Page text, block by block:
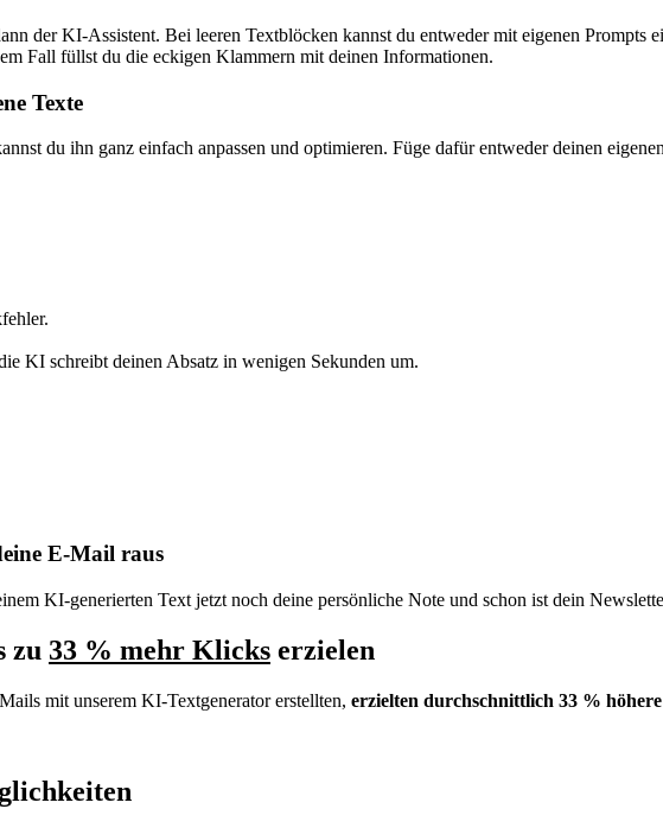
der KI-Assistent. Bei leeren Textblöcken kannst du entweder mit eigenen Prompts
Fall füllst du die eckigen Klammern mit deinen Informationen.
Texte
du ihn ganz einfach anpassen und optimieren. Füge dafür entweder deinen
KI schreibt deinen Absatz in wenigen Sekunden um.
E-Mail raus
KI-generierten Text jetzt noch deine persönliche Note und schon ist dein
zu 33 % mehr Klicks erzielen
mit unserem KI-Textgenerator erstellten, erzielten durchschnittlich 33 %